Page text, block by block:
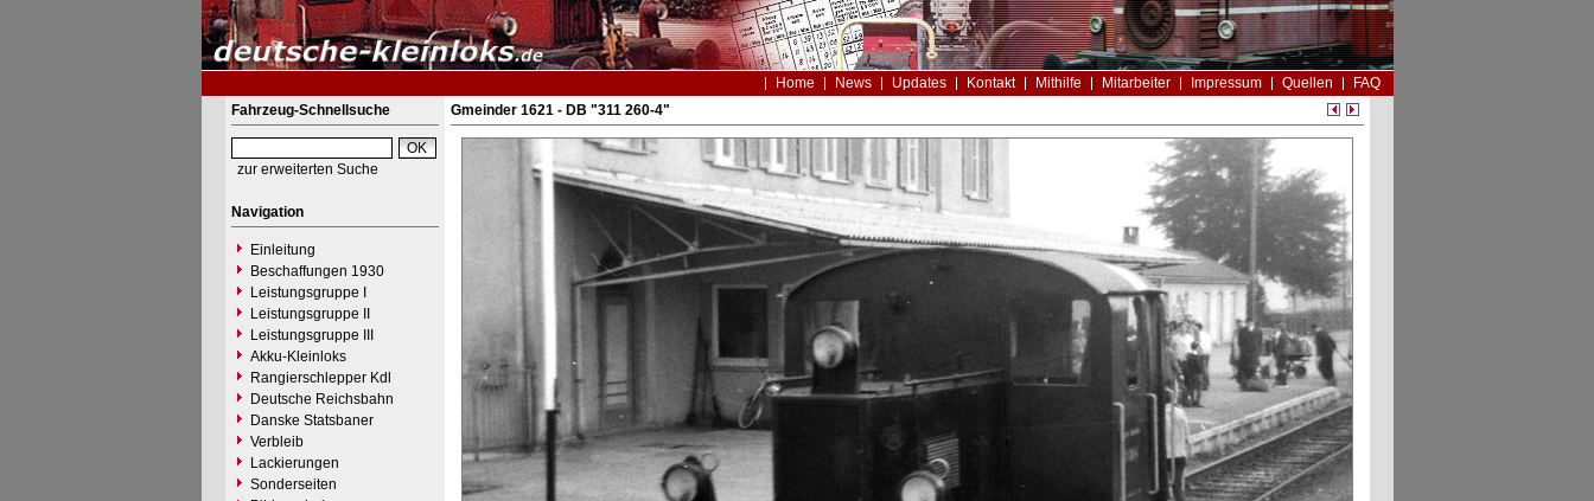
Home News Updates Kontakt Mithilfe Mitarbeiter Impressum Quellen
FAQ
Fahrzeug-Schnellsuche
zur erweiterten Suche
Navigation
Einleitung
Beschaffungen 1930
Leistungsgruppe I
Leistungsgruppe II
Leistungsgruppe III
Akku-Kleinloks
Rangierschlepper Kdl
Deutsche Reichsbahn
Danske Statsbaner
Verbleib
Lackierungen
Sonderseiten
Gmeinder 1621 - DB "311 260-4"